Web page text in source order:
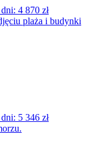
4 870 zł
5 346 zł